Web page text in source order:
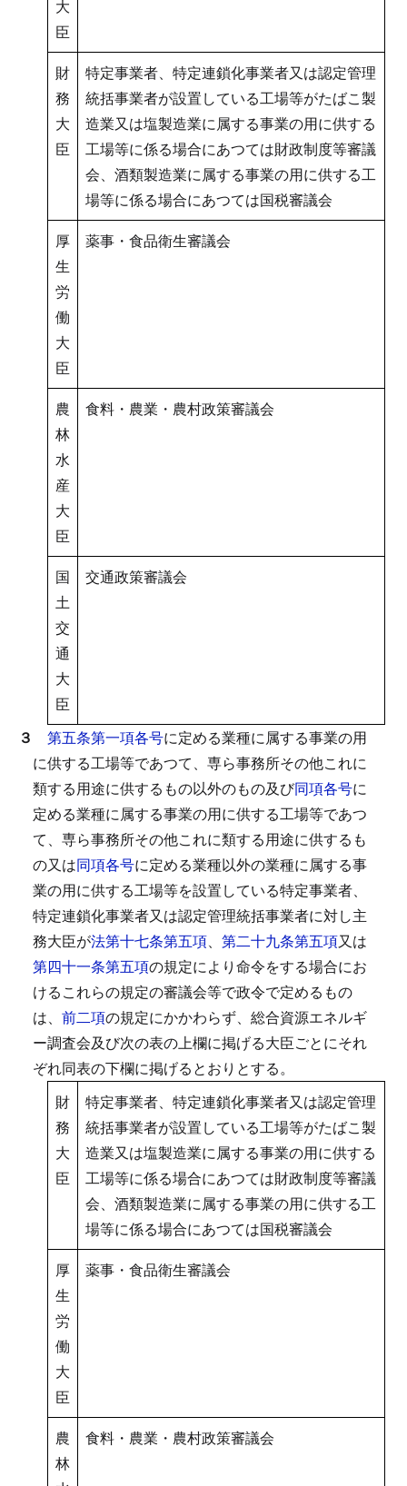
大
臣
財
務
大
臣
特定事業者、特定連鎖化事業者又は認定管理
統括事業者が設置している工場等がたばこ製
造業又は塩製造業に属する事業の用に供する
工場等に係る場合にあつては財政制度等審議
会、酒類製造業に属する事業の用に供する工
場等に係る場合にあつては国税審議会
厚
生
労
働
大
臣
薬事・食品衛生審議会
農
林
水
産
大
臣
食料・農業・農村政策審議会
国
土
交
通
大
臣
交通政策審議会
３ 第五条第一項各号に定める業種に属する事業の用
に供する工場等であつて、専ら事務所その他これに
類する用途に供するもの以外のもの及び同項各号に
定める業種に属する事業の用に供する工場等であつ
て、専ら事務所その他これに類する用途に供するも
の又は同項各号に定める業種以外の業種に属する事
業の用に供する工場等を設置している特定事業者、
特定連鎖化事業者又は認定管理統括事業者に対し主
務大臣が法第十七条第五項、 第二十九条第五項又は
第四十一条第五項の規定により命令をする場合にお
けるこれらの規定の審議会等で政令で定めるもの
は、 前二項の規定にかかわらず、総合資源エネルギ
ー調査会及び次の表の上欄に掲げる大臣ごとにそれ
ぞれ同表の下欄に掲げるとおりとする。
財
務
大
臣
特定事業者、特定連鎖化事業者又は認定管理
統括事業者が設置している工場等がたばこ製
造業又は塩製造業に属する事業の用に供する
工場等に係る場合にあつては財政制度等審議
会、酒類製造業に属する事業の用に供する工
場等に係る場合にあつては国税審議会
厚
生
労
働
大
臣
薬事・食品衛生審議会
農
林
食料・農業・農村政策審議会